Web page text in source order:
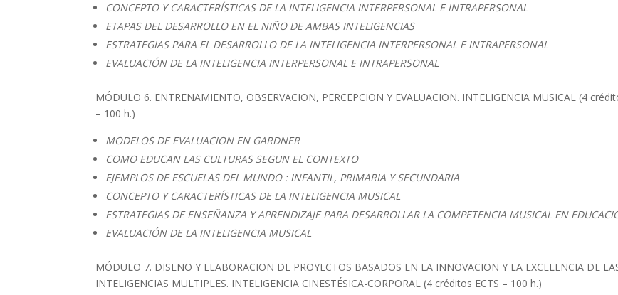
CONCEPTO Y CARACTERÍSTICAS DE LA INTELIGENCIA INTERPERSONAL E INTRAPERSONAL
ETAPAS DEL DESARROLLO EN EL NIÑO DE AMBAS INTELIGENCIAS
ESTRATEGIAS PARA EL DESARROLLO DE LA INTELIGENCIA INTERPERSONAL E INTRAPERSONAL
EVALUACIÓN DE LA INTELIGENCIA INTERPERSONAL E INTRAPERSONAL
MÓDULO 6. ENTRENAMIENTO, OBSERVACION, PERCEPCION Y EVALUACION. INTELIGENCIA MUSICAL (4
– 100 h.)
MODELOS DE EVALUACION EN GARDNER
COMO EDUCAN LAS CULTURAS SEGUN EL CONTEXTO
EJEMPLOS DE ESCUELAS DEL MUNDO : INFANTIL, PRIMARIA Y SECUNDARIA
CONCEPTO Y CARACTERÍSTICAS DE LA INTELIGENCIA MUSICAL
ESTRATEGIAS DE ENSEÑANZA Y APRENDIZAJE PARA DESARROLLAR LA COMPETENCIA MUSICAL EN
EVALUACIÓN DE LA INTELIGENCIA MUSICAL
MÓDULO 7. DISEÑO Y ELABORACION DE PROYECTOS BASADOS EN LA INNOVACION Y LA EXCELENCIA DE
INTELIGENCIAS MULTIPLES. INTELIGENCIA CINESTÉSICA-CORPORAL (4 créditos ECTS – 100 h.)